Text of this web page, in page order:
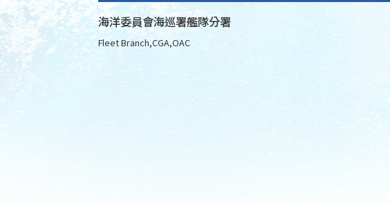
海洋委員會海巡署艦隊分署
Fleet Branch,CGA,OAC